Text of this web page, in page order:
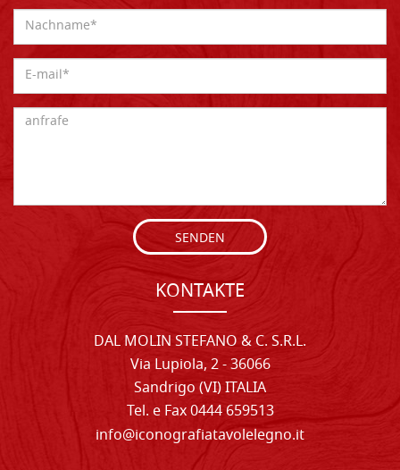
SENDEN
KONTAKTE
DAL MOLIN STEFANO & C. S.R.L.
Via Lupiola, 2 - 36066
Sandrigo (VI) ITALIA
Tel. e Fax 0444 659513
info@iconografiatavolelegno.it